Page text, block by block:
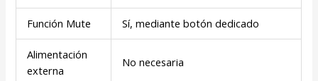
Función Mute Sí, mediante botón dedicado
Alimentación
externa
No necesaria